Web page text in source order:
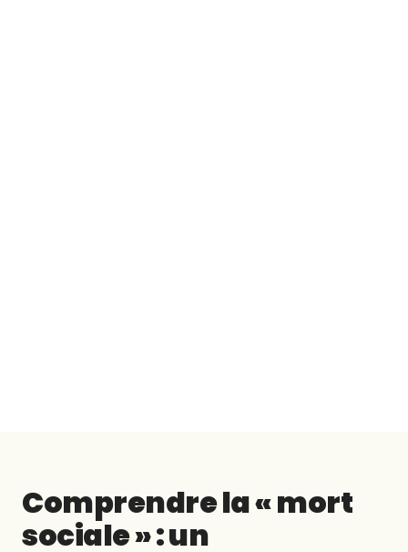
Comprendre la « mort
sociale » : un